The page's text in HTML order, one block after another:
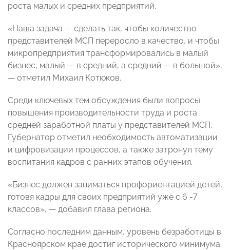
роста малых и средних предприятий.
«Наша задача — сделать так, чтобы количество
представителей МСП переросло в качество, и чтобы
микропредприятия трансформировались в малый
бизнес, малый — в средний, а средний — в большой»,
— отметил Михаил Котюков.
Среди ключевых тем обсуждения были вопросы
повышения производительности труда и роста
средней заработной платы у представителей МСП.
Губернатор отметил необходимость автоматизации
и цифровизации процессов, а также затронул тему
воспитания кадров с ранних этапов обучения.
«Бизнес должен заниматься профориентацией детей,
готовя кадры для своих предприятий уже с 6 -7
классов», — добавил глава региона.
Согласно последним данным, уровень безработицы в
Красноярском крае достиг исторического минимума.